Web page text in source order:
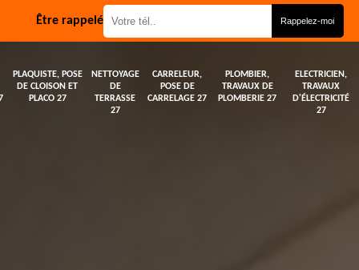
Être rappelé
PLAQUISTE, POSE
DE CLOISON ET
PLACO 27
NETTOYAGE
DE
TERRASSE
27
CARRELEUR,
POSE DE
CARRELAGE 27
PLOMBIER,
TRAVAUX DE
PLOMBERIE 27
ELECTRICIEN,
TRAVAUX
D'ÉLECTRICITÉ
27